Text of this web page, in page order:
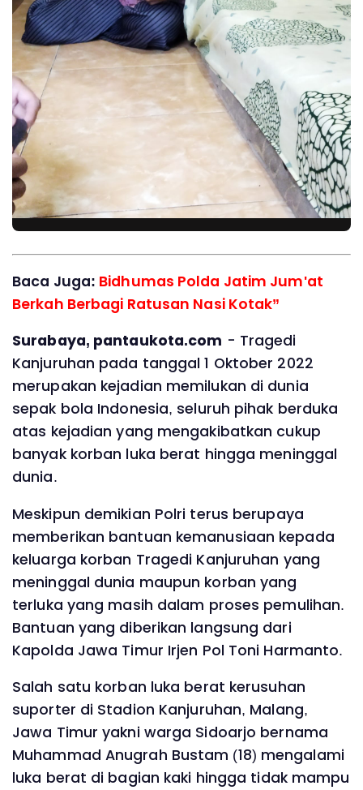
Baca Juga: Bidhumas Polda Jatim Jum'at
Berkah Berbagi Ratusan Nasi Kotak”
Surabaya, pantaukota.com - Tragedi
Kanjuruhan pada tanggal 1 Oktober 2022
merupakan kejadian memilukan di dunia
sepak bola Indonesia, seluruh pihak berduka
atas kejadian yang mengakibatkan cukup
banyak korban luka berat hingga meninggal
dunia.
Meskipun demikian Polri terus berupaya
memberikan bantuan kemanusiaan kepada
keluarga korban Tragedi Kanjuruhan yang
meninggal dunia maupun korban yang
terluka yang masih dalam proses pemulihan.
Bantuan yang diberikan langsung dari
Kapolda Jawa Timur Irjen Pol Toni Harmanto.
Salah satu korban luka berat kerusuhan
suporter di Stadion Kanjuruhan, Malang,
Jawa Timur yakni warga Sidoarjo bernama
Muhammad Anugrah Bustam (18) mengalami
luka berat di bagian kaki hingga tidak mampu